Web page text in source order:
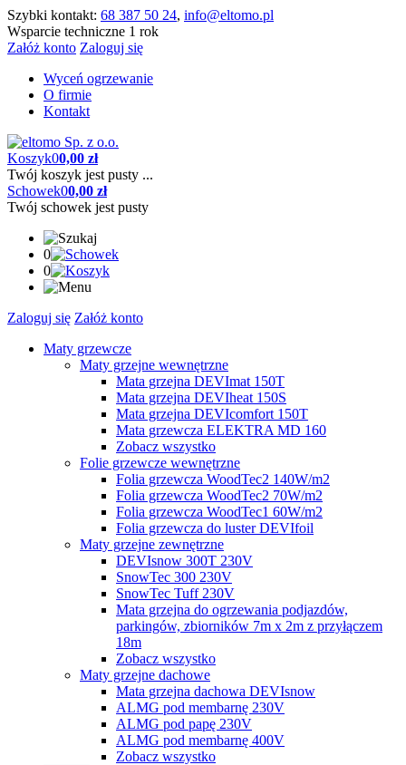
Szybki kontakt: 68 387 50 24, info@eltomo.pl
Wsparcie techniczne 1 rok
Załóż konto Zaloguj się
Wyceń ogrzewanie
O firmie
Kontakt
Koszyk00,00 zł
Twój koszyk jest pusty ...
Schowek00,00 zł
Twój schowek jest pusty
0
0
Zaloguj się Załóż konto
Maty grzewcze
Maty grzejne wewnętrzne
Mata grzejna DEVImat 150T
Mata grzejna DEVIheat 150S
Mata grzejna DEVIcomfort 150T
Mata grzewcza ELEKTRA MD 160
Zobacz wszystko
Folie grzewcze wewnętrzne
Folia grzewcza WoodTec2 140W/m2
Folia grzewcza WoodTec2 70W/m2
Folia grzewcza WoodTec1 60W/m2
Folia grzewcza do luster DEVIfoil
Maty grzejne zewnętrzne
DEVIsnow 300T 230V
SnowTec 300 230V
SnowTec Tuff 230V
Mata grzejna do ogrzewania podjazdów,
parkingów, zbiorników 7m x 2m z przyłączem
18m
Zobacz wszystko
Maty grzejne dachowe
Mata grzejna dachowa DEVIsnow
ALMG pod membarnę 230V
ALMG pod papę 230V
ALMG pod membarnę 400V
Zobacz wszystko